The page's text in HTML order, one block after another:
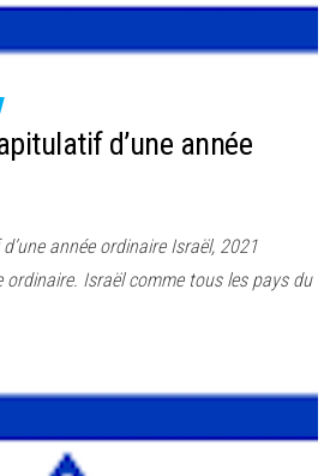
d’une année
année ordinaire Israël, 2021
ordinaire. Israël comme tous les pays du